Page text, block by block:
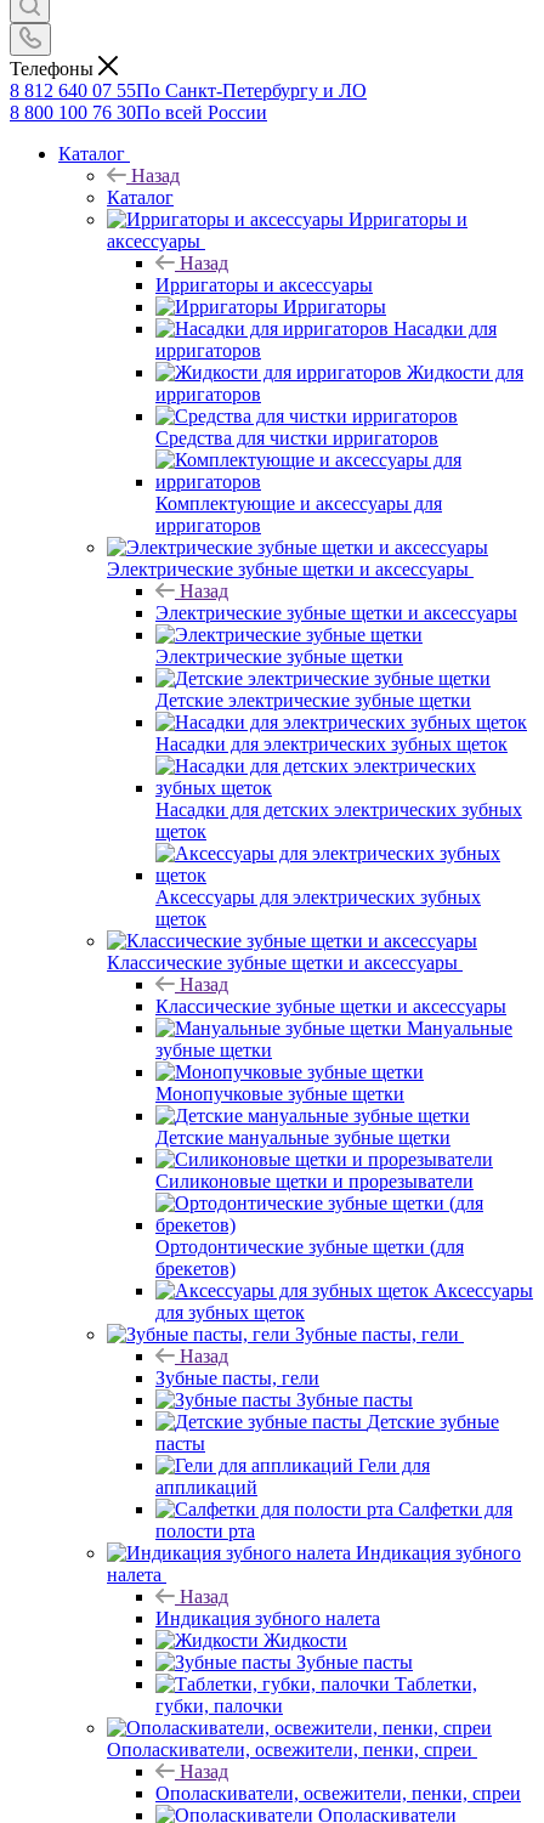
Телефоны
8 812 640 07 55По Санкт-Петербургу и ЛО
8 800 100 76 30По всей России
Каталог
Назад
Каталог
Ирригаторы и
аксессуары
Назад
Ирригаторы и аксессуары
Ирригаторы
Насадки для
ирригаторов
Жидкости для
ирригаторов
Средства для чистки ирригаторов
Комплектующие и аксессуары для
ирригаторов
Электрические зубные щетки и аксессуары
Назад
Электрические зубные щетки и аксессуары
Электрические зубные щетки
Детские электрические зубные щетки
Насадки для электрических зубных щеток
Насадки для детских электрических зубных
щеток
Аксессуары для электрических зубных
щеток
Классические зубные щетки и аксессуары
Назад
Классические зубные щетки и аксессуары
Мануальные
зубные щетки
Монопучковые зубные щетки
Детские мануальные зубные щетки
Силиконовые щетки и прорезыватели
Ортодонтические зубные щетки (для
брекетов)
Аксессуары
для зубных щеток
Зубные пасты, гели
Назад
Зубные пасты, гели
Зубные пасты
Детские зубные
пасты
Гели для
аппликаций
Салфетки для
полости рта
Индикация зубного
налета
Назад
Индикация зубного налета
Жидкости
Зубные пасты
Таблетки,
губки, палочки
Ополаскиватели, освежители, пенки, спреи
Назад
Ополаскиватели, освежители, пенки, спреи
Ополаскиватели